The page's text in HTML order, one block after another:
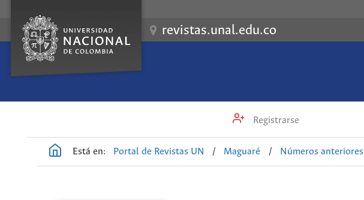
revistas.unal.edu.co
Registrarse
Está en: Portal de Revistas UN / Maguaré / Números anteriores